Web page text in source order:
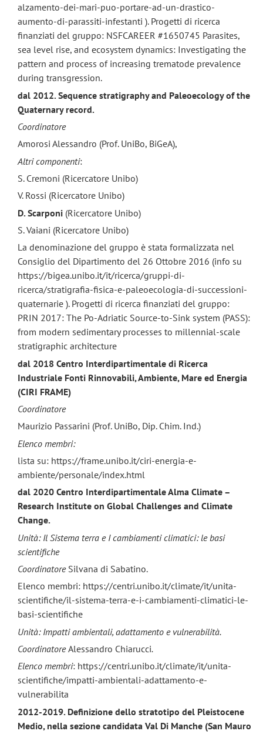
alzamento-dei-mari-puo-portare-ad-un-drastico-
aumento-di-parassiti-infestanti ). Progetti di ricerca
finanziati del gruppo: NSFCAREER #1650745 Parasites,
sea level rise, and ecosystem dynamics: Investigating the
pattern and process of increasing trematode prevalence
during transgression.
dal 2012. Sequence stratigraphy and Paleoecology of the
Quaternary record.
Coordinatore
Amorosi Alessandro (Prof. UniBo, BiGeA),
Altri componenti:
S. Cremoni (Ricercatore Unibo)
V. Rossi (Ricercatore Unibo)
D. Scarponi (Ricercatore Unibo)
S. Vaiani (Ricercatore Unibo)
La denominazione del gruppo è stata formalizzata nel
Consiglio del Dipartimento del 26 Ottobre 2016 (info su
https://bigea.unibo.it/it/ricerca/gruppi-di-
ricerca/stratigrafia-fisica-e-paleoecologia-di-successioni-
quaternarie ). Progetti di ricerca finanziati del gruppo:
PRIN 2017: The Po-Adriatic Source-to-Sink system (PASS):
from modern sedimentary processes to millennial-scale
stratigraphic architecture
dal 2018 Centro Interdipartimentale di Ricerca
Industriale Fonti Rinnovabili, Ambiente, Mare ed Energia
(CIRI FRAME)
Coordinatore
Maurizio Passarini (Prof. UniBo, Dip. Chim. Ind.)
Elenco membri:
lista su: https://frame.unibo.it/ciri-energia-e-
ambiente/personale/index.html
dal 2020 Centro Interdipartimentale Alma Climate –
Research Institute on Global Challenges and Climate
Change.
Unità: Il Sistema terra e I cambiamenti climatici: le basi
scientifiche
Coordinatore Silvana di Sabatino.
Elenco membri: https://centri.unibo.it/climate/it/unita-
scientifiche/il-sistema-terra-e-i-cambiamenti-climatici-le-
basi-scientifiche
Unità: Impatti ambientali, adattamento e vulnerabilità.
CoordinatoreAlessandro Chiarucci.
Elenco membri: https://centri.unibo.it/climate/it/unita-
scientifiche/impatti-ambientali-adattamento-e-
vulnerabilita
2012-2019. Definizione dello stratotipo del Pleistocene
Medio, nella sezione candidata Val Di Manche (San Mauro